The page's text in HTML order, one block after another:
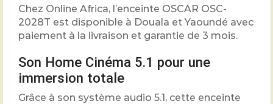
Chez Online Africa, l’enceinte OSCAR OSC-
2028T est disponible à Douala et Yaoundé avec
paiement à la livraison et garantie de 3 mois.
Son Home Cinéma 5.1 pour une
immersion totale
Grâce à son système audio 5.1, cette enceinte